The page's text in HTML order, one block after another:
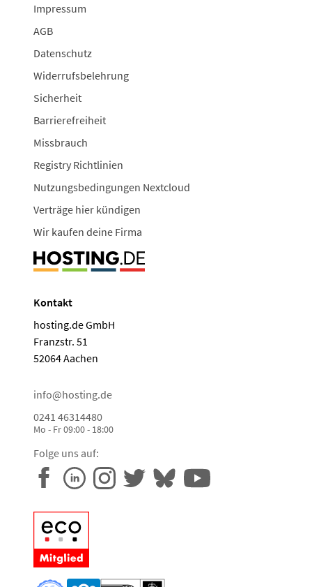
Impressum
AGB
Datenschutz
Widerrufsbelehrung
Sicherheit
Barrierefreiheit
Missbrauch
Registry Richtlinien
Nutzungsbedingungen Nextcloud
Verträge hier kündigen
Wir kaufen deine Firma
Kontakt
hosting.de GmbH
Franzstr. 51
52064 Aachen
info@hosting.de
0241 46314480
Mo - Fr 09:00 - 18:00
Folge uns auf: